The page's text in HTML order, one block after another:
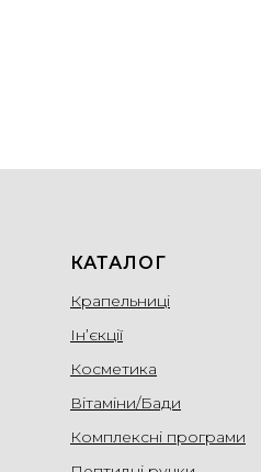
КАТАЛОГ
Крапельниці
Ін’єкції
Косметика
Вітаміни/Бади
Комплексні програми